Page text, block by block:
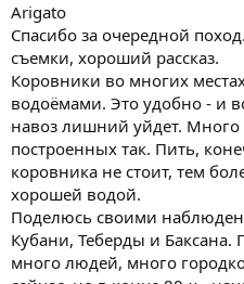
Arigato
Спасибо за очередной
съемки, хороший рассказ.
Коровники во многих
водоёмами. Это удобно - и
навоз лишний уйдет.
построенных так. Пить,
коровника не стоит, тем
хорошей водой.
Поделюсь своими
Кубани, Теберды и Баксана.
много людей, много